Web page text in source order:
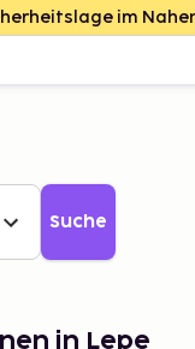
im
Suche
in Lepe